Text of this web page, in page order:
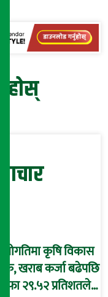
उँधोगतिमा कृषि विकास
बैंक, खराब कर्जा बढेपछि
नाफा २९.५२ प्रतिशतले